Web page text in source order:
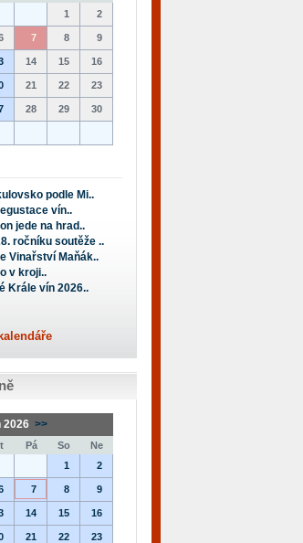
1
2
7 8 9
14 15 16
21 22 23
28 29 30
podle Mi..
vín..
jede na hrad..
ročníku soutěže ..
Vinařství Maňák..
v kroji..
Krále vín 2026..
2026 >>
Pá So
Ne
1
2
7 8 9
14 15 16
21 22 23